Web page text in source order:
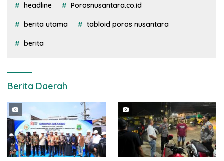
headline Porosnusantara.co.id
berita utama tabloid poros nusantara
berita
Berita Daerah